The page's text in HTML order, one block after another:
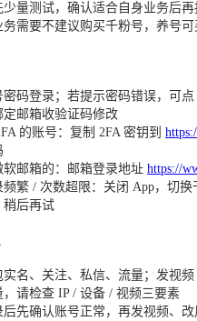
少量测试，确认适合自身业务后
务需要不建议购买千粉号，养号
密码登录；若提示密码错误，可点
定邮箱收验证码修改
的账号：复制 2FA 密钥到
软邮箱的：邮箱登录地址 https://
频繁 / 次数超限：关闭 App，切换
稍后再试
实名、关注、私信、流量；发视
，请检查 IP / 设备 / 视频三要素
后先确认账号正常，再发视频、